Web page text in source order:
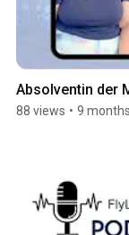
Absolventin der
88 views • 9